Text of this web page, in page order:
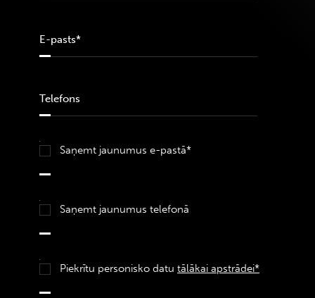
Saņemt jaunumus e-pastā*
Saņemt jaunumus telefonā
Piekrītu personisko datu tālākai apstrādei*